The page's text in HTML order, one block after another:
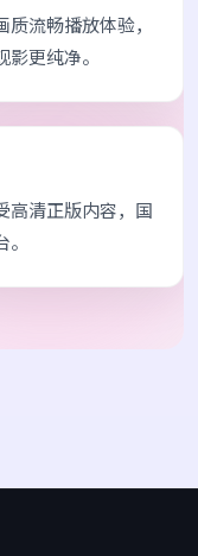
流畅播放体验，
更纯净。
高清正版内容，国